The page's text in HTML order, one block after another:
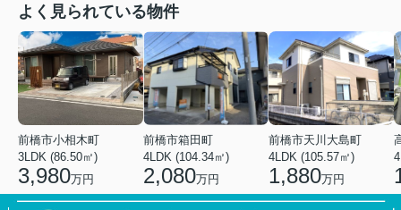
よく見られている物件
前橋市小相木町
3LDK (86.50㎡)
3,980万円
前橋市箱田町
4LDK (104.34㎡)
2,080万円
前橋市天川大島町
4LDK (105.57㎡)
1,880万円